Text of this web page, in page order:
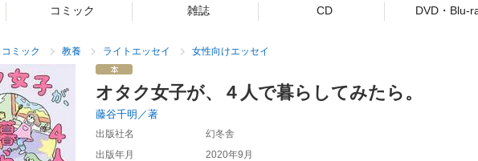
コミック 雑誌 CD DVD・Blu-
ミック 教養 ライトエッセイ 女性向けエッセイ
オタク女子が、４人で暮らしてみたら。
藤谷千明／著
出版社名
幻冬舎
出版年月
2020年9月